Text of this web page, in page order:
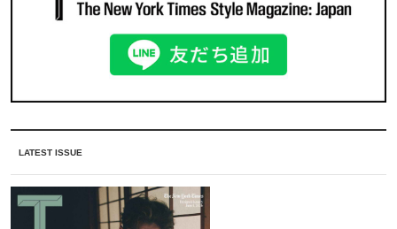
LATEST ISSUE